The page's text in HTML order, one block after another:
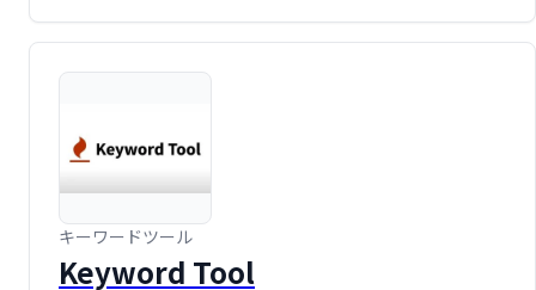
キーワードツール
Keyword Tool